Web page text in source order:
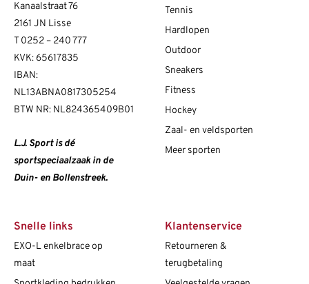
Kanaalstraat 76
2161 JN Lisse
T 0252 – 240 777
KVK: 65617835
IBAN:
NL13ABNA0817305254
BTW NR: NL824365409B01
L.J. Sport is dé
sportspeciaalzaak in de
Duin- en Bollenstreek.
Tennis
Hardlopen
Outdoor
Sneakers
Fitness
Hockey
Zaal- en veldsporten
Meer sporten
Snelle links
EXO-L enkelbrace op
maat
Klantenservice
Retourneren &
terugbetaling